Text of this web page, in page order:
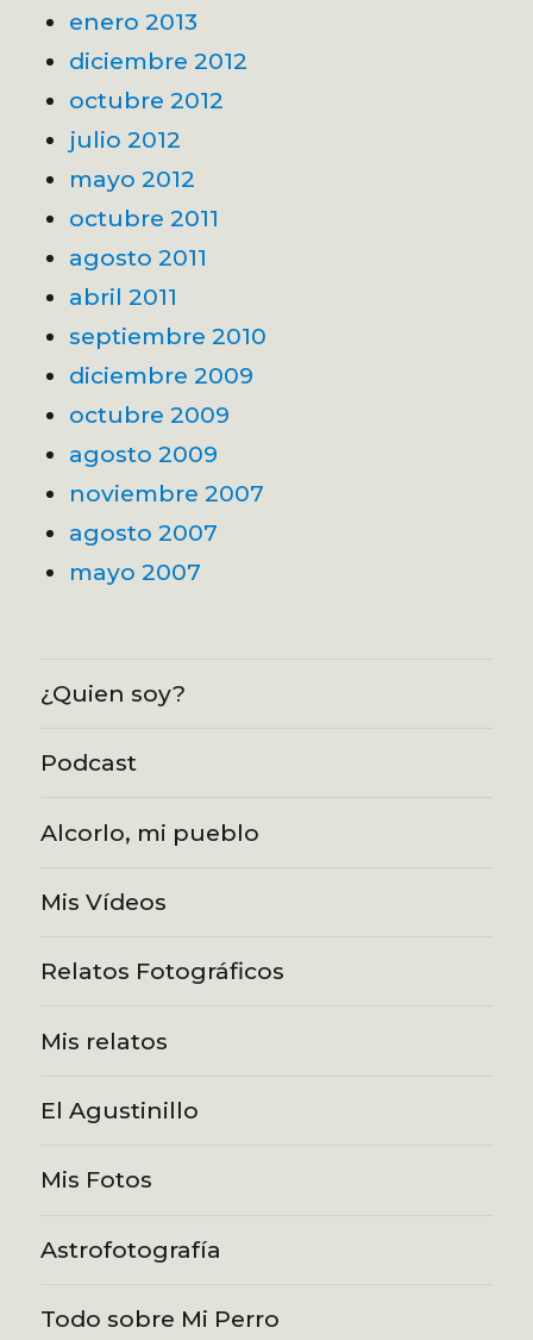
enero 2013
diciembre 2012
octubre 2012
julio 2012
mayo 2012
octubre 2011
agosto 2011
abril 2011
septiembre 2010
diciembre 2009
octubre 2009
agosto 2009
noviembre 2007
agosto 2007
mayo 2007
¿Quien soy?
Podcast
Alcorlo, mi pueblo
Mis Vídeos
Relatos Fotográficos
Mis relatos
El Agustinillo
Mis Fotos
Astrofotografía
Todo sobre Mi Perro